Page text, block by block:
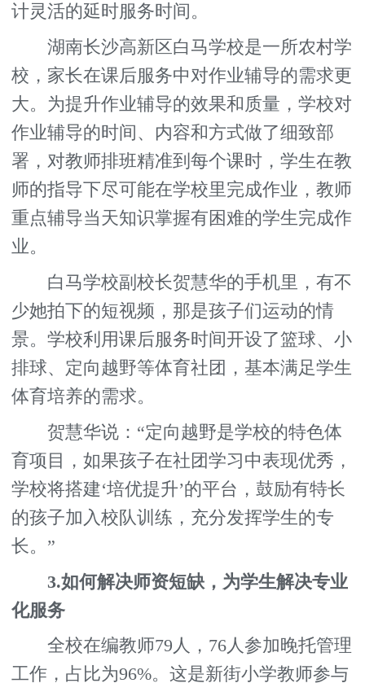
计灵活的延时服务时间。
湖南长沙高新区白马学校是一所农村学
校，家长在课后服务中对作业辅导的需求更
大。为提升作业辅导的效果和质量，学校对
作业辅导的时间、内容和方式做了细致部
署，对教师排班精准到每个课时，学生在教
师的指导下尽可能在学校里完成作业，教师
重点辅导当天知识掌握有困难的学生完成作
业。
白马学校副校长贺慧华的手机里，有不
少她拍下的短视频，那是孩子们运动的情
景。学校利用课后服务时间开设了篮球、小
排球、定向越野等体育社团，基本满足学生
体育培养的需求。
贺慧华说：“定向越野是学校的特色体
育项目，如果孩子在社团学习中表现优秀，
学校将搭建‘培优提升’的平台，鼓励有特长
的孩子加入校队训练，充分发挥学生的专
长。”
3.如何解决师资短缺，为学生解决专业
化服务
全校在编教师79人，76人参加晚托管理
工作，占比为96%。这是新街小学教师参与